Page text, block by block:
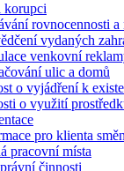
korupci
rovnocennosti a
vydaných
venkovní
ulic a domů
o vyjádření k
o využití
pro klienta
pracovní místa
činnosti